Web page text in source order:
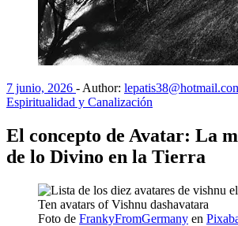
7 junio, 2026 - Author:
Espiritualidad y Canalización
El concepto de Avatar: La
de lo Divino en la Tierra
Foto de FrankyFromGermany en